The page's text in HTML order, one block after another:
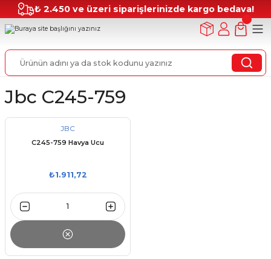
₺ 2.450 ve üzeri siparişlerinizde kargo bedava!
Jbc C245-759
JBC
C245-759 Havya Ucu
₺1.911,72